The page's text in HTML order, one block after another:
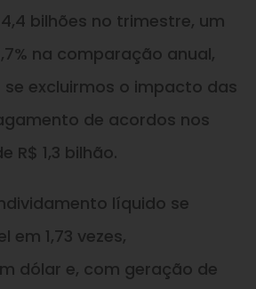
bilhões no trimestre, um
na comparação anual,
se excluirmos o impacto das
de acordos nos
R$ 1,3 bilhão.
líquido se
em 1,73 vezes,
dólar e, com geração de